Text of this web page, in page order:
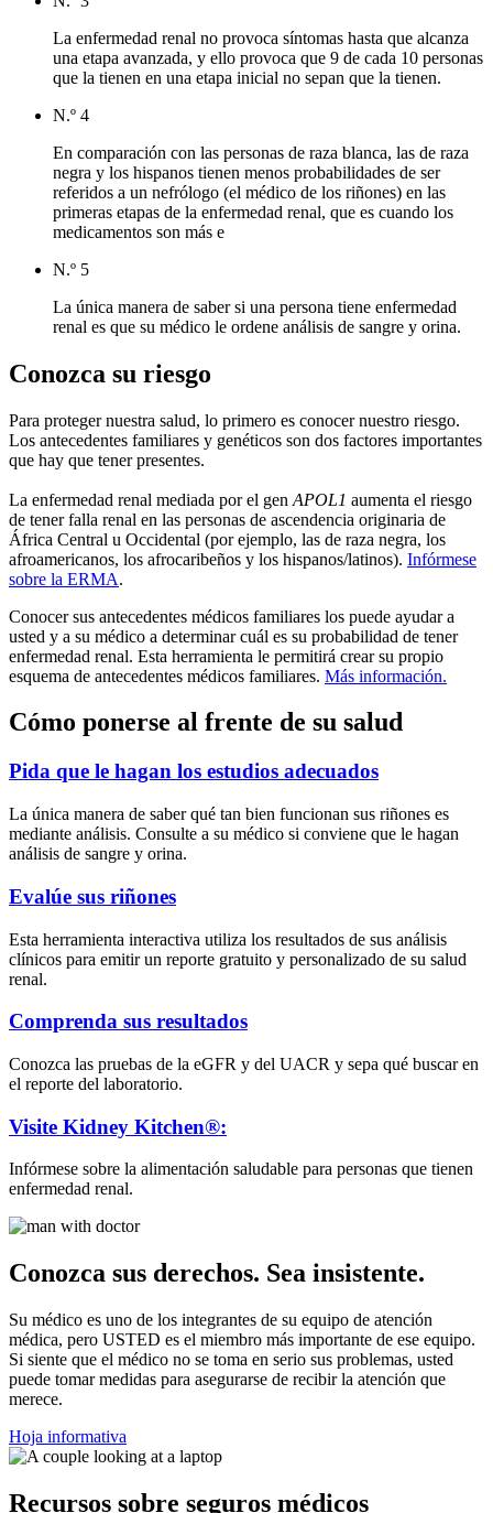
La enfermedad renal no provoca síntomas hasta que alcanza
una etapa avanzada, y ello provoca que 9 de cada 10 personas
que la tienen en una etapa inicial no sepan que la tienen.
N.º 4
En comparación con las personas de raza blanca, las de raza
negra y los hispanos tienen menos probabilidades de ser
referidos a un nefrólogo (el médico de los riñones) en las
primeras etapas de la enfermedad renal, que es cuando los
medicamentos son más e
N.º 5
La única manera de saber si una persona tiene enfermedad
renal es que su médico le ordene análisis de sangre y orina.
Conozca su riesgo
Para proteger nuestra salud, lo primero es conocer nuestro riesgo.
Los antecedentes familiares y genéticos son dos factores importantes
que hay que tener presentes.
La enfermedad renal mediada por el gen APOL1 aumenta el riesgo
de tener falla renal en las personas de ascendencia originaria de
África Central u Occidental (por ejemplo, las de raza negra, los
afroamericanos, los afrocaribeños y los hispanos/latinos). Infórmese
sobre la ERMA.
Conocer sus antecedentes médicos familiares los puede ayudar a
usted y a su médico a determinar cuál es su probabilidad de tener
enfermedad renal. Esta herramienta le permitirá crear su propio
esquema de antecedentes médicos familiares. Más información.
Cómo ponerse al frente de su salud
Pida que le hagan los estudios adecuados
La única manera de saber qué tan bien funcionan sus riñones es
mediante análisis. Consulte a su médico si conviene que le hagan
análisis de sangre y orina.
Evalúe sus riñones
Esta herramienta interactiva utiliza los resultados de sus análisis
clínicos para emitir un reporte gratuito y personalizado de su salud
renal.
Comprenda sus resultados
Conozca las pruebas de la eGFR y del UACR y sepa qué buscar en
el reporte del laboratorio.
Visite Kidney Kitchen®:
Infórmese sobre la alimentación saludable para personas que tienen
enfermedad renal.
Conozca sus derechos. Sea insistente.
Su médico es uno de los integrantes de su equipo de atención
médica, pero USTED es el miembro más importante de ese equipo.
Si siente que el médico no se toma en serio sus problemas, usted
puede tomar medidas para asegurarse de recibir la atención que
merece.
Hoja informativa
Recursos sobre seguros médicos